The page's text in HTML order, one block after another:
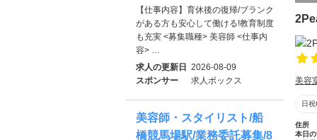
美容
日
住所
本日
【仕事内容】育休後の復帰/ブランク
がある方も安心して働ける!教育制度
も充実 <募集職種> 美容師 <仕事内
容> …
求人の更新日 2026-08-09
スポンサー
求人ボックス
美容師・スタイリスト/船
橋競馬場駅/業務委託募集/8